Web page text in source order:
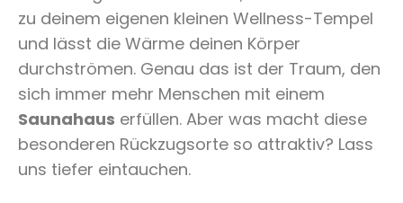
zu deinem eigenen kleinen Wellness-Tempel
und lässt die Wärme deinen Körper
durchströmen. Genau das ist der Traum, den
sich immer mehr Menschen mit einem
Saunahaus erfüllen. Aber was macht diese
besonderen Rückzugsorte so attraktiv? Lass
uns tiefer eintauchen.